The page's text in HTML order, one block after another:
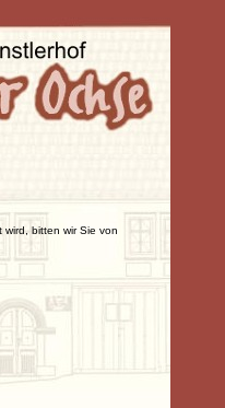
bitten wir Sie von